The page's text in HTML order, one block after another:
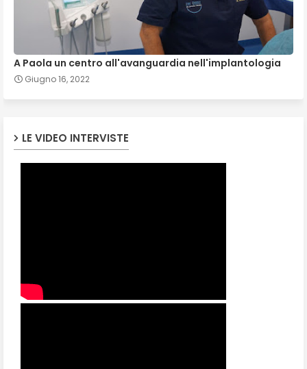
A Paola un centro all'avanguardia nell'implantologia
Giugno 16, 2022
LE VIDEO INTERVISTE